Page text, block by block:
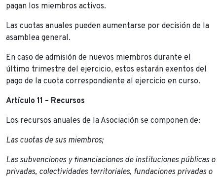
pagan los miembros activos.
Las cuotas anuales pueden aumentarse por decisión de la
asamblea general.
En caso de admisión de nuevos miembros durante el
último trimestre del ejercicio, estos estarán exentos del
pago de la cuota correspondiente al ejercicio en curso.
Artículo 11 – Recursos
Los recursos anuales de la Asociación se componen de:
Las cuotas de sus miembros;
Las subvenciones y financiaciones de instituciones públicas o
privadas, colectividades territoriales, fundaciones privadas o